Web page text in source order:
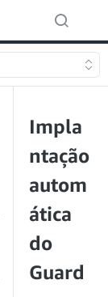
Impla
ntação
autom
ática
do
Guard